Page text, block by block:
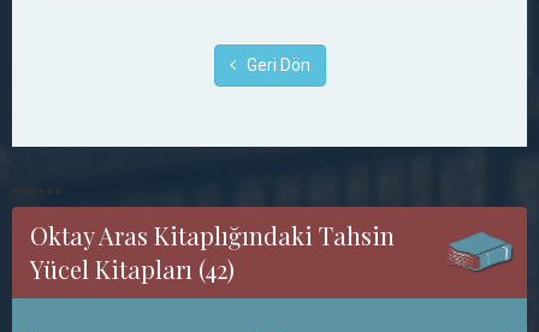
Geri Dön
******
Oktay Aras Kitaplığındaki Tahsin
Yücel Kitapları (42)